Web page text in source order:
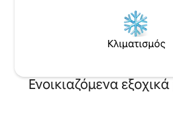
Κλιματισμός
Ενοικιαζόμενα